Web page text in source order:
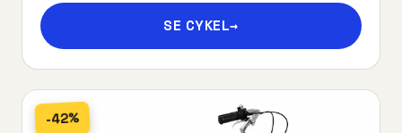
SE CYKEL→
-42%